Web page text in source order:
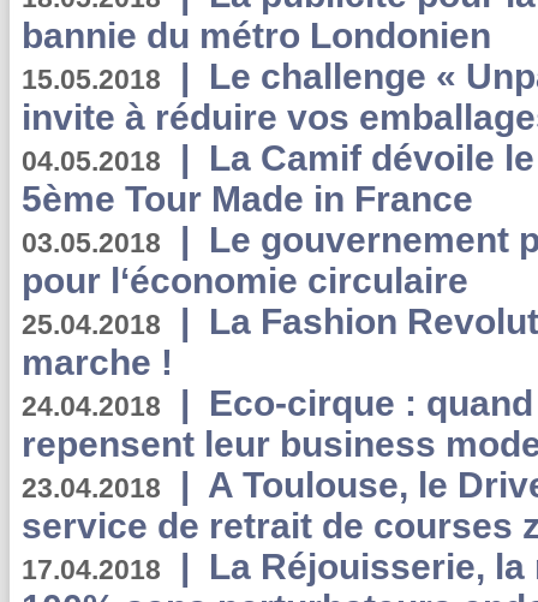
bannie du métro Londonien
15.05.2018 | Le challenge «
invite à réduire vos
04.05.2018 | La Camif dévoile
5ème Tour Made in France
03.05.2018 | Le gouvernement
pour l‘économie circulaire
25.04.2018 | La Fashion
marche !
24.04.2018 | Eco-cirque :
repensent leur business
23.04.2018 | A Toulouse, le
service de retrait de courses
17.04.2018 | La Réjouisserie,